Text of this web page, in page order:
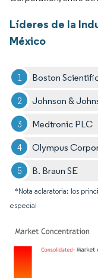
Líderes de la
México
Boston
Johnson &
Medtronic PLC
Olympus
B. Braun SE
*Nota aclaratoria: los
especial